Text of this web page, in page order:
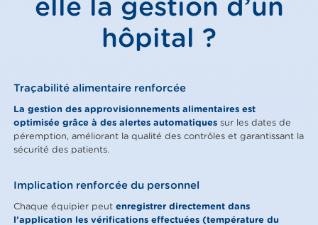
elle la gestion d’un
hôpital ?
Traçabilité alimentaire renforcée
La gestion des approvisionnements alimentaires est
optimisée grâce à des alertes automatiques sur les dates de
péremption, améliorant la qualité des contrôles et garantissant la
sécurité des patients.
Implication renforcée du personnel
Chaque équipier peutenregistrer directement dans
l’application les vérifications effectuées (température du